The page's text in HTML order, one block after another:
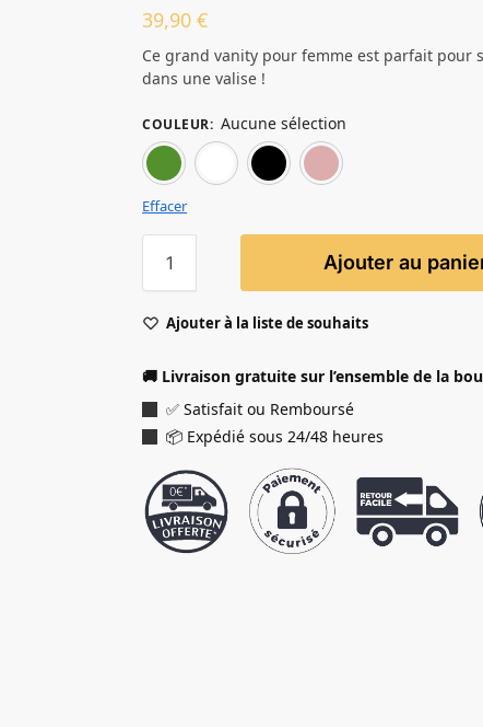
39,90€
Ce grand vanity pour femme est parfait pour
dans une valise !
COULEUR: Aucune sélection
Vert Blanc
Effacer
Ajouter au
Ajouter à la liste de souhaits
🚚 Livraison gratuite sur l’ensemble de la
✅ Satisfait ou Remboursé
📦 Expédié sous 24/48 heures